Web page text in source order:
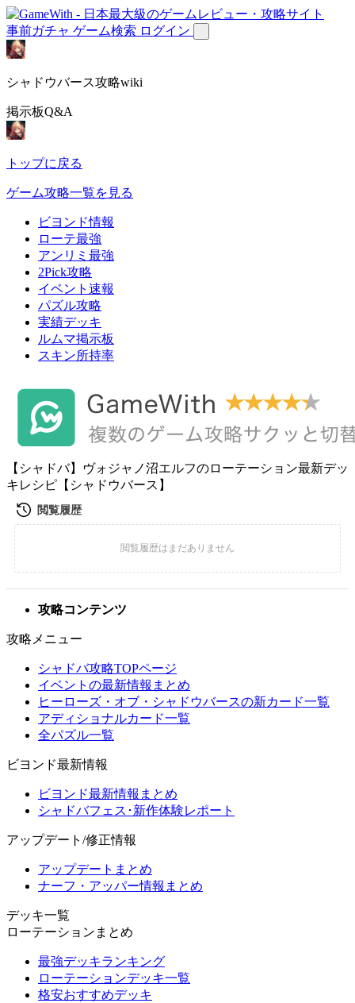
事前ガチャ ゲーム検索 ログイン
シャドウバース攻略wiki
掲示板Q&A
トップに戻る
ゲーム攻略一覧を見る
ビヨンド情報
ローテ最強
アンリミ最強
2Pick攻略
イベント速報
パズル攻略
実績デッキ
ルムマ掲示板
スキン所持率
【シャドバ】ヴォジャノ沼エルフのローテーション最新デッ
キレシピ【シャドウバース】
攻略コンテンツ
攻略メニュー
シャドバ攻略TOPページ
イベントの最新情報まとめ
ヒーローズ・オブ・シャドウバースの新カード一覧
アディショナルカード一覧
全パズル一覧
ビヨンド最新情報
ビヨンド最新情報まとめ
シャドバフェス･新作体験レポート
アップデート/修正情報
アップデートまとめ
ナーフ・アッパー情報まとめ
デッキ一覧
ローテーションまとめ
最強デッキランキング
ローテーションデッキ一覧
格安おすすめデッキ